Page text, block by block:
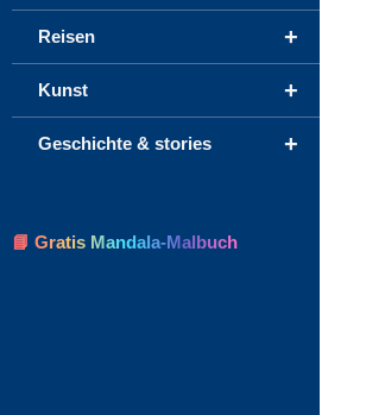
+
Reisen
+
Kunst
+
Geschichte & stories
📘 Gratis Mandala-Malbuch